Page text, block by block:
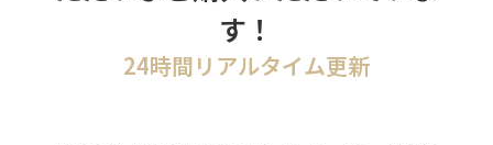
す！
24時間リアルタイム更新